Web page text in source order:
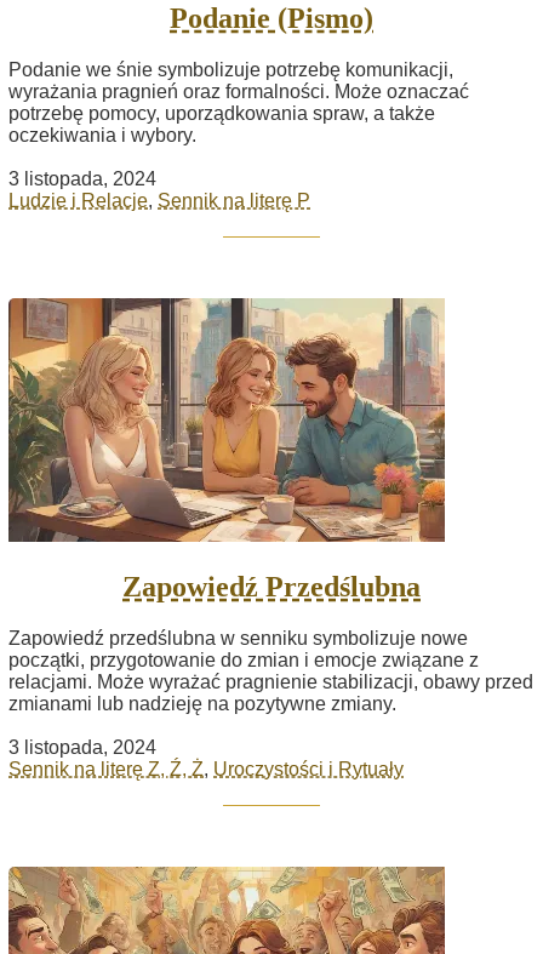
Podanie (Pismo)
Podanie we śnie symbolizuje potrzebę komunikacji,
wyrażania pragnień oraz formalności. Może oznaczać
potrzebę pomocy, uporządkowania spraw, a także
oczekiwania i wybory.
3 listopada, 2024
Ludzie i Relacje, Sennik na literę P
Zapowiedź Przedślubna
Zapowiedź przedślubna w senniku symbolizuje nowe
początki, przygotowanie do zmian i emocje związane z
relacjami. Może wyrażać pragnienie stabilizacji, obawy przed
zmianami lub nadzieję na pozytywne zmiany.
3 listopada, 2024
Sennik na literę Z, Ź, Ż, Uroczystości i Rytuały